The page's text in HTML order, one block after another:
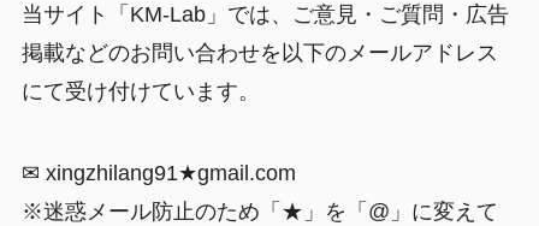
当サイト「KM-Lab」では、ご意見・ご質問・広告
掲載などのお問い合わせを以下のメールアドレス
にて受け付けています。
✉ xingzhilang91★gmail.com
※迷惑メール防止のため「★」を「@」に変えて